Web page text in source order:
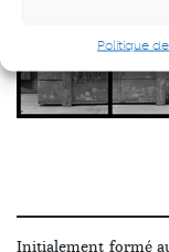
Politique
Initialement formé